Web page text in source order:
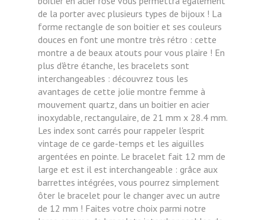
de la porter avec plusieurs types de bijoux ! La
forme rectangle de son boitier et ses couleurs
douces en font une montre très rétro : cette
montre a de beaux atouts pour vous plaire ! En
plus d'être étanche, les bracelets sont
interchangeables : découvrez tous les
avantages de cette jolie montre femme à
mouvement quartz, dans un boitier en acier
inoxydable, rectangulaire, de 21 mm x 28.4 mm.
Les index sont carrés pour rappeler l'esprit
vintage de ce garde-temps et les aiguilles
argentées en pointe. Le bracelet fait 12 mm de
large et est il est interchangeable : grâce aux
barrettes intégrées, vous pourrez simplement
ôter le bracelet pour le changer avec un autre
de 12 mm ! Faites votre choix parmi notre